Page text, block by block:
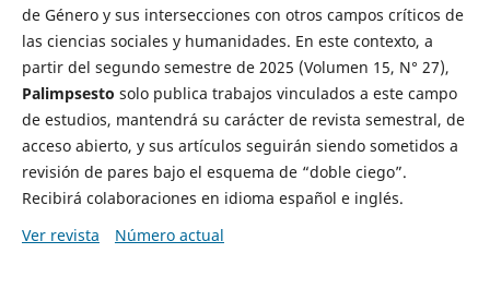
de Género y sus intersecciones con otros campos críticos de
las ciencias sociales y humanidades. En este contexto, a
partir del segundo semestre de 2025 (Volumen 15, N° 27),
Palimpsesto solo publica trabajos vinculados a este campo
de estudios, mantendrá su carácter de revista semestral, de
acceso abierto, y sus artículos seguirán siendo sometidos a
revisión de pares bajo el esquema de “doble ciego”.
Recibirá colaboraciones en idioma español e inglés.
Ver revista
Número actual